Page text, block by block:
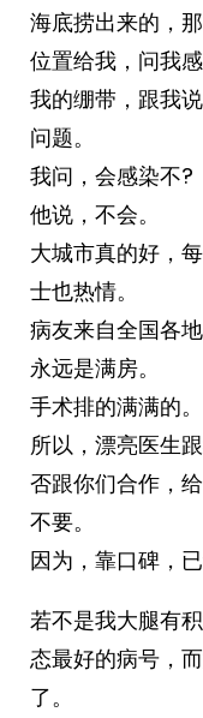
海底捞出来的，
位置给我，问我
我的绷带，跟我
问题。
我问，会感染不?
他说，不会。
大城市真的好，
士也热情。
病友来自全国各地
永远是满房。
手术排的满满的。
所以，漂亮医生
否跟你们合作，
不要。
因为，靠口碑，
若不是我大腿有
态最好的病号，
了。